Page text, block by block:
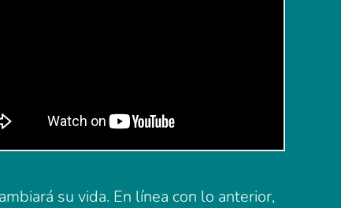
su vida. En línea con lo anterior,